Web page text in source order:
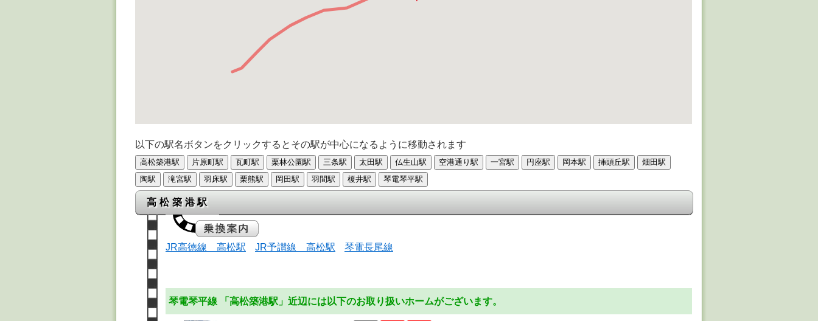
以下の駅名ボタンをクリックするとその駅が中心になるように移動されます
高松築港駅
JR高徳線 高松駅 JR予讃線 高松駅 琴電長尾線
琴電琴平線 「高松築港駅」近辺には以下のお取り扱いホームがございます。